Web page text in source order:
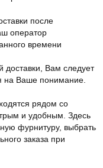
после
оператор
времени
доставки, Вам следует
на Ваше понимание.
рядом со
и удобным. Здесь
фурнитуру, выбрать
заказа при